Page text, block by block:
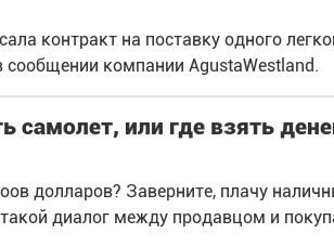
контракт на поставку одного
сообщении компании AgustaWestland.
самолет, или где взять
долларов? Заверните, плачу
диалог между продавцом и